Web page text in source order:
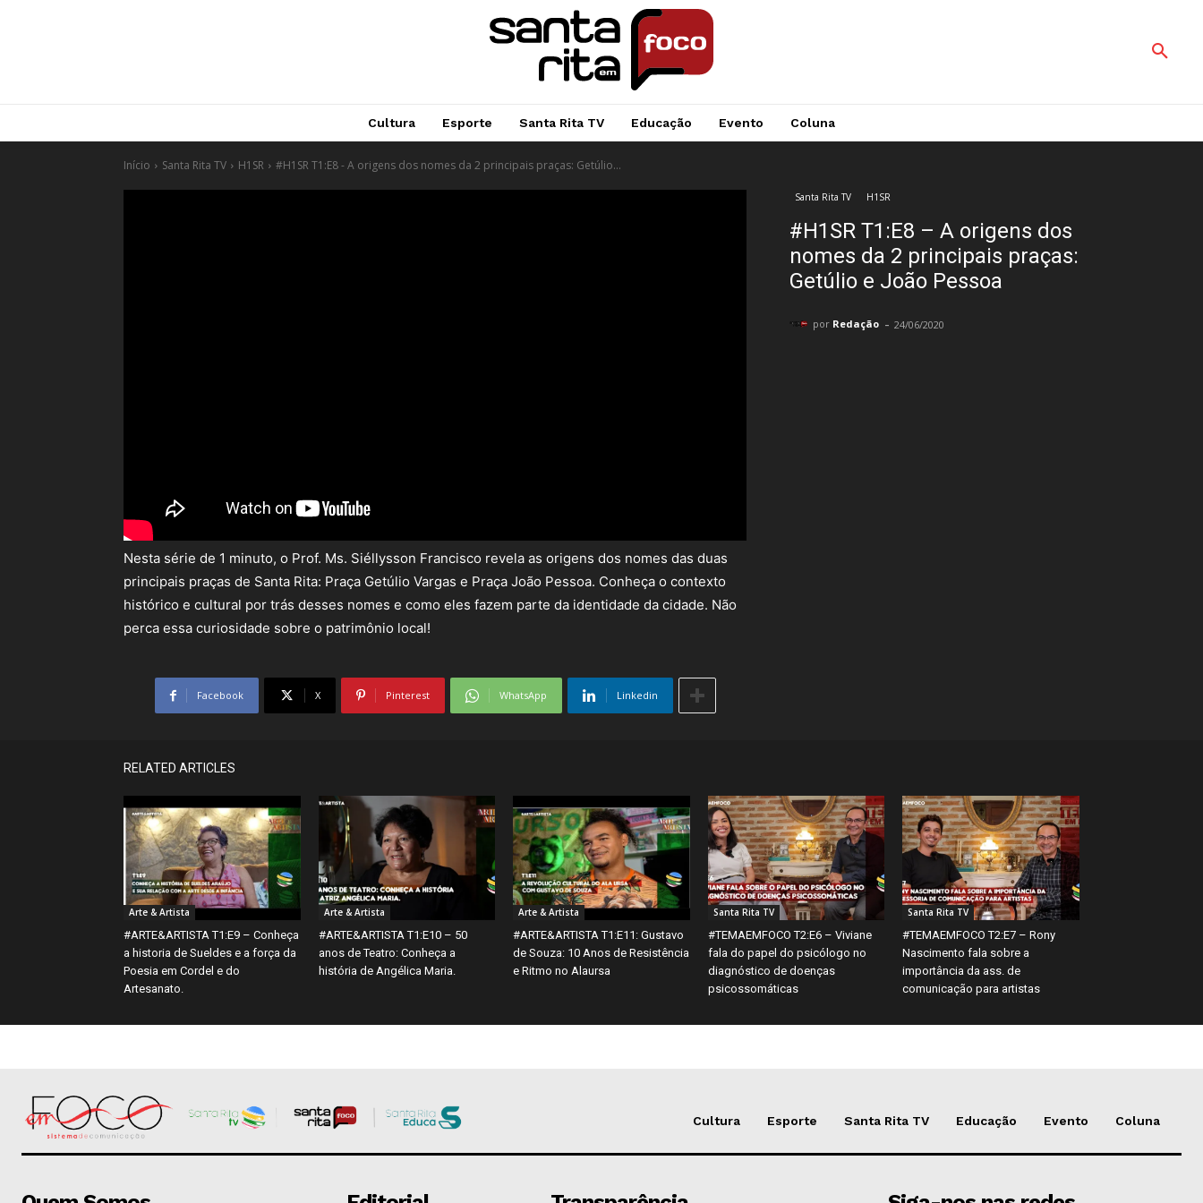
Cultura Esporte Santa Rita TV Educação Evento Coluna
Início Santa Rita TV H1SR #H1SR T1:E8 - A origens dos nomes da 2 principais praças: Getúlio...
Nesta série de 1 minuto, o Prof. Ms. Siéllysson Francisco revela as origens dos nomes das duas
principais praças de Santa Rita: Praça Getúlio Vargas e Praça João Pessoa. Conheça o contexto
histórico e cultural por trás desses nomes e como eles fazem parte da identidade da cidade. Não
perca essa curiosidade sobre o patrimônio local!
Facebook X Pinterest WhatsApp Linkedin
Santa Rita TV H1SR
#H1SR T1:E8 – A origens dos
nomes da 2 principais praças:
Getúlio e João Pessoa
por Redação - 24/06/2020
RELATED ARTICLES
Arte & Artista
#ARTE&ARTISTA T1:E9 – Conheça
a historia de Sueldes e a força da
Poesia em Cordel e do
Artesanato.
Arte & Artista
#ARTE&ARTISTA T1:E10 – 50
anos de Teatro: Conheça a
história de Angélica Maria.
Arte & Artista
#ARTE&ARTISTA T1:E11: Gustavo
de Souza: 10 Anos de Resistência
e Ritmo no Alaursa
Santa Rita TV
#TEMAEMFOCO T2:E6 – Viviane
fala do papel do psicólogo no
diagnóstico de doenças
psicossomáticas
Santa Rita TV
#TEMAEMFOCO T2:E7 – Rony
Nascimento fala sobre a
importância da ass. de
comunicação para artistas
Cultura Esporte Santa Rita TV Educação Evento Coluna